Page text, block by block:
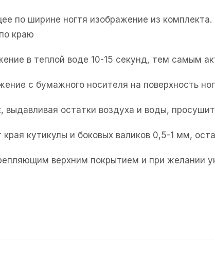
по ширине ногтя изображение из
краю
в теплой воде 10-15 секунд, тем самым
с бумажного носителя на поверхность
выдавливая остатки воздуха и воды,
кутикулы и боковых валиков 0,5-1 мм,
верхним покрытием и при желании